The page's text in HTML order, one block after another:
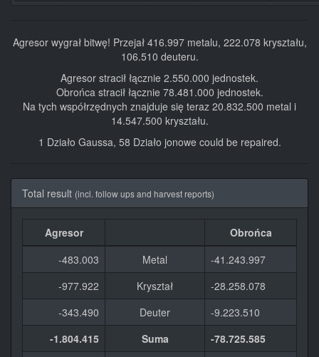
Agresor wygrał bitwę! Przejał 416.997 metalu, 222.078 kryształu,
106.510 deuteru.
Agresor stracił łącznie 2.550.000 jednostek.
Obrońca stracił łącznie 78.481.000 jednostek.
Na tych współrzędnych znajduje się teraz 20.832.500 metal i
14.547.500 kryształu.
1 Działo Gaussa, 58 Działo jonowe could be repaired.
Total result (incl. follow ups and harvest reports)
Agresor
Obrońca
-483.003
Metal
-41.243.997
-977.922
Kryształ
-28.258.078
-343.490
Deuter
-9.223.510
-1.804.415
Suma
-78.725.585